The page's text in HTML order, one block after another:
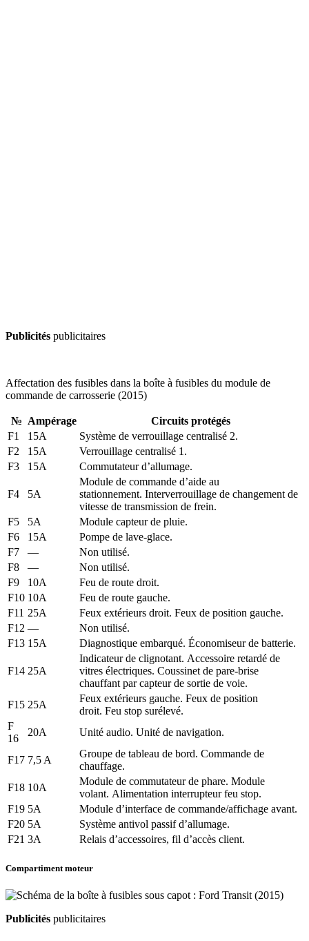
Publicités publicitaires
Affectation des fusibles dans la boîte à fusibles du module de
commande de carrosserie (2015)
№ Ampérage
Circuits protégés
F1
15A
Système de verrouillage centralisé 2.
F2
15A
Verrouillage centralisé 1.
F3
15A Commutateur d’allumage.
F4 5A
Module de commande d’aide au
stationnement. Interverrouillage de changement de
vitesse de transmission de frein.
F5
5A
Module capteur de pluie.
F6
15A
Pompe de lave-glace.
F7
—
Non utilisé.
F8
—
Non utilisé.
F9
10A
Feu de route droit.
F10 10A
Feu de route gauche.
F11 25A
Feux extérieurs droit. Feux de position gauche.
F12 —
Non utilisé.
F13 15A Diagnostique embarqué. Économiseur de batterie.
F14 25A
Indicateur de clignotant. Accessoire retardé de
vitres électriques. Coussinet de pare-brise
chauffant par capteur de sortie de voie.
F15 25A
Feux extérieurs gauche. Feux de position
droit. Feu stop surélevé.
F
16
20A Unité audio. Unité de navigation.
F17 7,5 A
Groupe de tableau de bord. Commande de
chauffage.
F18 10A
Module de commutateur de phare. Module
volant. Alimentation interrupteur feu stop.
F19 5A
Module d’interface de commande/affichage avant.
F20 5A
Système antivol passif d’allumage.
F21 3A Relais d’accessoires, fil d’accès client.
Compartiment moteur
Publicités publicitaires